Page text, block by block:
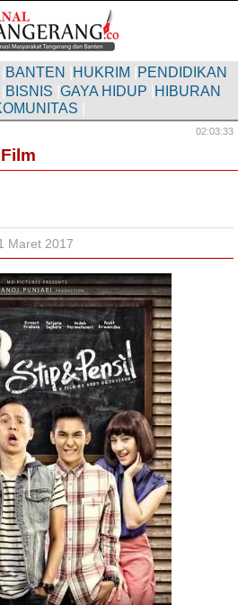
BANTEN HUKRIM PENDIDIKAN
BISNIS GAYA HIDUP HIBURAN
02:03:34
Maret 2017